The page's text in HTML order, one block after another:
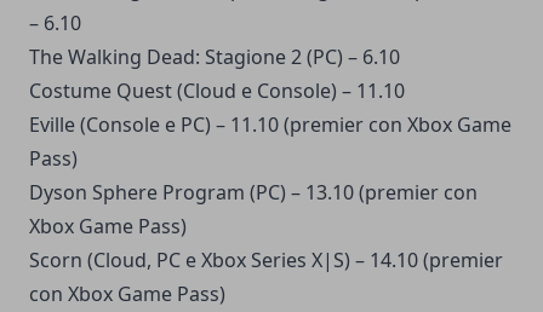
– 6.10
The Walking Dead: Stagione 2 (PC) – 6.10
Costume Quest (Cloud e Console) – 11.10
Eville (Console e PC) – 11.10 (premier con Xbox Game
Pass)
Dyson Sphere Program (PC) – 13.10 (premier con
Xbox Game Pass)
Scorn (Cloud, PC e Xbox Series X|S) – 14.10 (premier
con Xbox Game Pass)